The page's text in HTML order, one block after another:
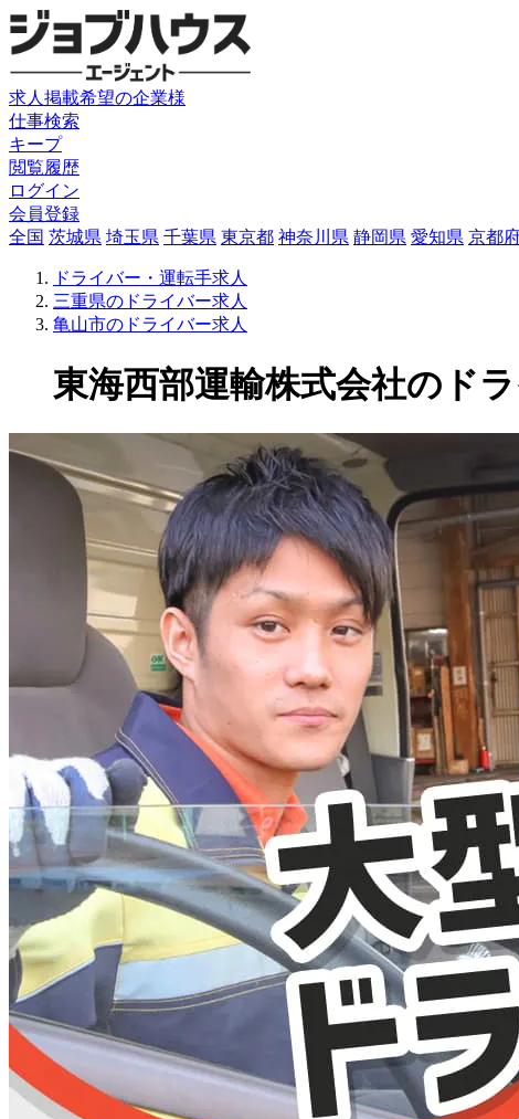
求人掲載希望の企業様
仕事検索
キープ
閲覧履歴
ログイン
会員登録
全国 茨城県 埼玉県 千葉県 東京都 神奈川県 静岡県 愛知県 京都
ドライバー・運転手求人
三重県のドライバー求人
亀山市のドライバー求人
東海西部運輸株式会社のド